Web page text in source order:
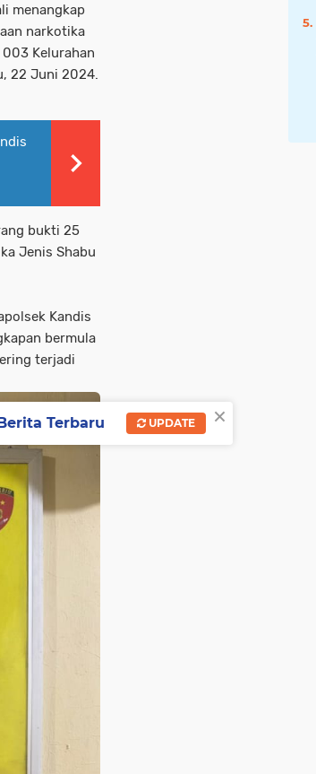
menangkap
narkotika
Kelurahan
22 Juni 2024.
bukti 25
Jenis Shabu
Kandis
bermula
terjadi
×
Berita Terbaru UPDATE